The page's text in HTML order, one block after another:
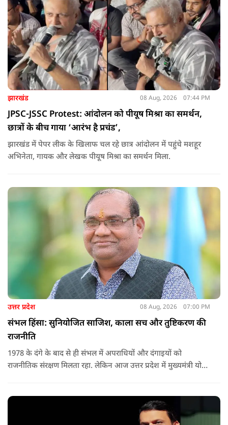
झारखंड 08 Aug, 2026 07:44 PM
JPSC-JSSC Protest: आंदोलन को पीयूष मिश्रा का समर्थन,
छात्रों के बीच गाया ‘आरंभ है प्रचंड’,
झारखंड में पेपर लीक के खिलाफ चल रहे छात्र आंदोलन में पहुंचे मशहूर
अभिनेता, गायक और लेखक पीयूष मिश्रा का समर्थन मिला.
उत्तर प्रदेश 08 Aug, 2026 07:00 PM
संभल हिंसा: सुनियोजित साजिश, काला सच और तुष्टिकरण की
राजनीति
1978 के दंगे के बाद से ही संभल में अपराधियों और दंगाइयों को
राजनीतिक संरक्षण मिलता रहा. लेकिन आज उत्तर प्रदेश में मुख्यमंत्री योगी
नेता या सांसद क्यों न हो, यदि वह राज्य की शांति और सुरक्षा से खिलवाड़